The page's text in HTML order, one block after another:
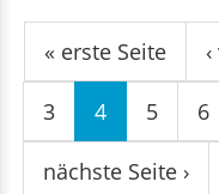
« erste Seite
nächste Seite ›